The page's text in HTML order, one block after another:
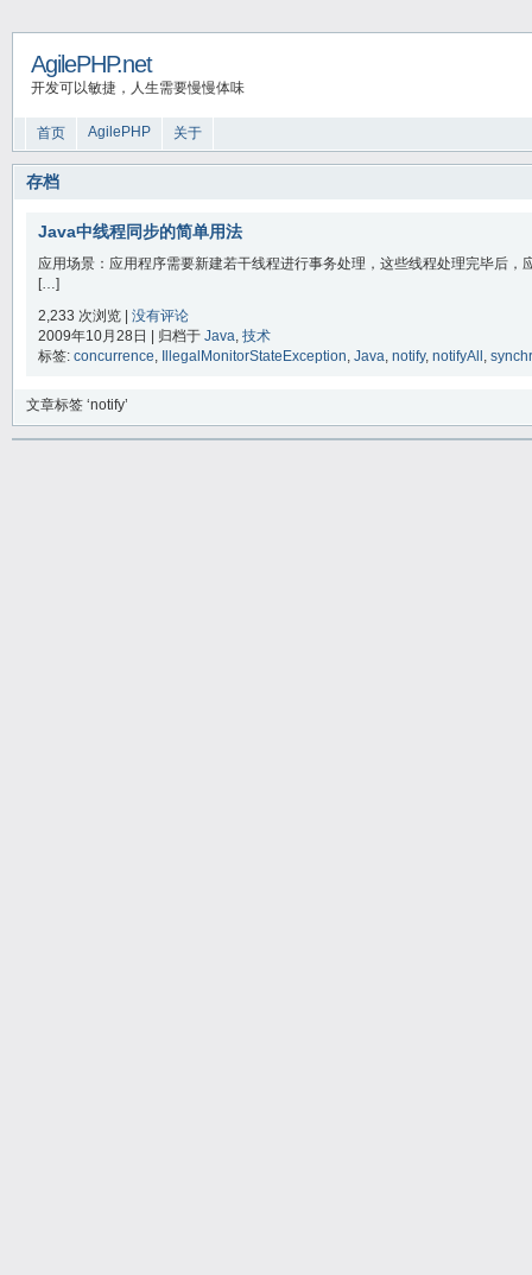
AgilePHP.net
开发可以敏捷，人生需要慢慢体味
首页 AgilePHP 关于
存档
Java中线程同步的简单用法
应用场景：应用程序需要新建若干线程进行事务处理，这些线程处理完毕后，
[…]
2,233 次浏览 | 没有评论
2009年10月28日 | 归档于 Java, 技术
标签: concurrence, IllegalMonitorStateException, Java, notify, notifyAll ,
文章标签 ‘notify’